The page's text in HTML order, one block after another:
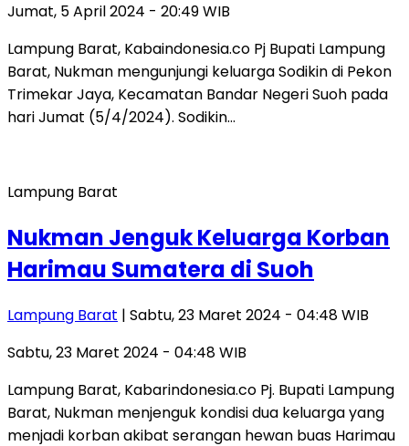
Jumat, 5 April 2024 - 20:49 WIB
Lampung Barat, Kabaindonesia.co Pj Bupati Lampung
Barat, Nukman mengunjungi keluarga Sodikin di Pekon
Trimekar Jaya, Kecamatan Bandar Negeri Suoh pada
hari Jumat (5/4/2024). Sodikin…
Lampung Barat
Nukman Jenguk Keluarga Korban
Harimau Sumatera di Suoh
Lampung Barat | Sabtu, 23 Maret 2024 - 04:48 WIB
Sabtu, 23 Maret 2024 - 04:48 WIB
Lampung Barat, Kabarindonesia.co Pj. Bupati Lampung
Barat, Nukman menjenguk kondisi dua keluarga yang
menjadi korban akibat serangan hewan buas Harimau